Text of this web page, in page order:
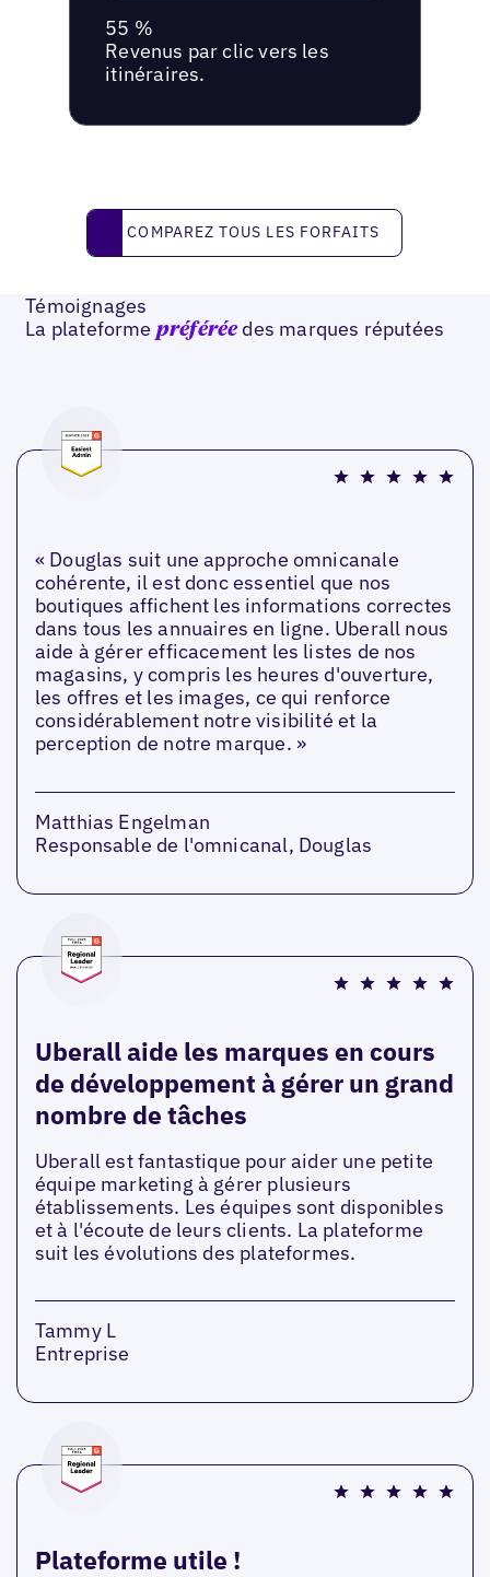
55 %
Revenus par clic vers les
itinéraires.
Comparez tous les forfaits
COMPAREZ TOUS LES FORFAITS
Témoignages
La plateforme préférée des marques réputées
« Douglas suit une approche omnicanale
cohérente, il est donc essentiel que nos
boutiques affichent les informations correctes
dans tous les annuaires en ligne. Uberall nous
aide à gérer efficacement les listes de nos
magasins, y compris les heures d'ouverture,
les offres et les images, ce qui renforce
considérablement notre visibilité et la
perception de notre marque. »
Matthias Engelman
Responsable de l'omnicanal, Douglas
Uberall aide les marques en cours
de développement à gérer un grand
nombre de tâches
Uberall est fantastique pour aider une petite
équipe marketing à gérer plusieurs
établissements. Les équipes sont disponibles
et à l'écoute de leurs clients. La plateforme
suit les évolutions des plateformes.
Tammy L
Entreprise
Plateforme utile !